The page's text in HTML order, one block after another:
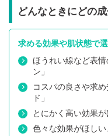
どんなときにどの
求める効果や肌状態で
ほうれい線など表
ン」
コスパの良さや求
ド」
とにかく高い効果
色々な効果がほしい